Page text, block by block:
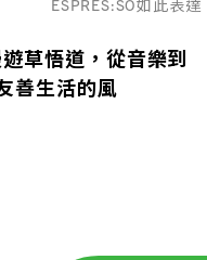
ESPRES:SO如此表達
草悟道，從音樂到
善生活的風